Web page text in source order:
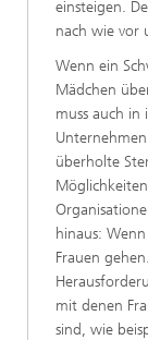
einsteigen.
nach wie vor
Wenn ein
Mädchen
muss auch
überholte
hinaus:
Frauen
mit denen
sind, wie